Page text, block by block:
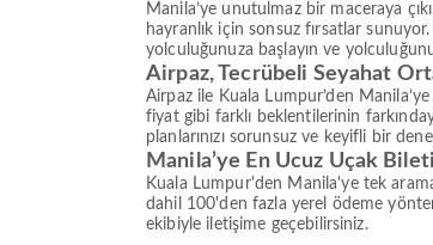
Manila’ye unutulmaz bir maceraya
hayranlık için sonsuz fırsatlar
yolculuğunuza başlayın ve
Airpaz, Tecrübeli Seyahat
Airpaz ile Kuala Lumpur’den
fiyat gibi farklı beklentilerinin
planlarınızı sorunsuz ve keyifli bir
Manila’ye En Ucuz Uçak
Kuala Lumpur'den Manila'ye tek
dahil 100'den fazla yerel ödeme
ekibiyle iletişime geçebilirsiniz.